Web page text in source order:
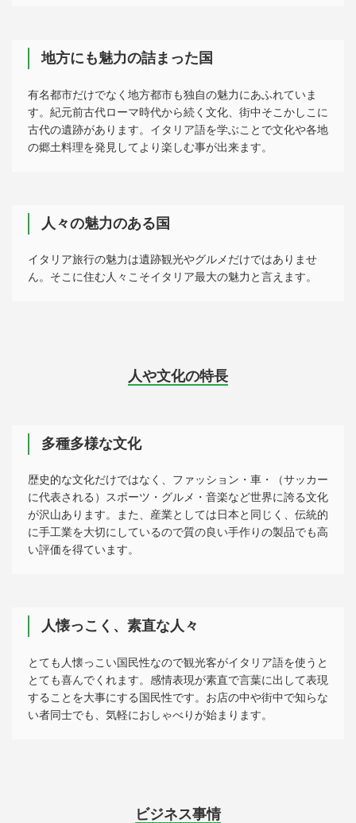
地方にも魅力の詰まった国
有名都市だけでなく地方都市も独自の魅力にあふれていま
す。紀元前古代ローマ時代から続く文化、街中そこかしこに
古代の遺跡があります。イタリア語を学ぶことで文化や各地
の郷土料理を発見してより楽しむ事が出来ます。
人々の魅力のある国
イタリア旅行の魅力は遺跡観光やグルメだけではありませ
ん。そこに住む人々こそイタリア最大の魅力と言えます。
人や文化の特長
多種多様な文化
歴史的な文化だけではなく、ファッション・車・（サッカー
に代表される）スポーツ・グルメ・音楽など世界に誇る文化
が沢山あります。また、産業としては日本と同じく、伝統的
に手工業を大切にしているので質の良い手作りの製品でも高
い評価を得ています。
人懐っこく、素直な人々
とても人懐っこい国民性なので観光客がイタリア語を使うと
とても喜んでくれます。感情表現が素直で言葉に出して表現
することを大事にする国民性です。お店の中や街中で知らな
い者同士でも、気軽におしゃべりが始まります。
ビジネス事情